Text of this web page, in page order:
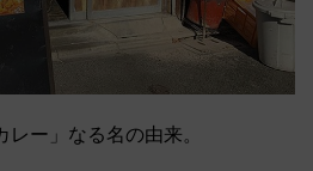
ー」なる名の由来。